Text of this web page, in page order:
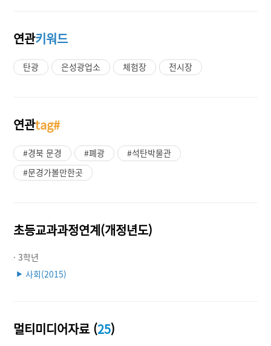
연관키워드
탄광 은성광업소 체험장 전시장
연관tag#
#경북 문경 #폐광
#석탄박물관
#문경가볼만한곳
초등교과과정연계(개정년도)
· 3학년
▶ 사회(2015)
멀티미디어자료 (25)